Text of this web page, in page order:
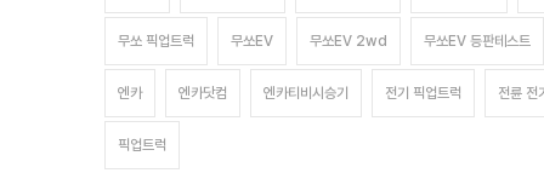
무쏘 픽업트럭 무쏘EV 무쏘EV 2wd 무쏘EV 등판테스트
엔카 엔카닷컴 엔카티비시승기 전기 픽업트럭 전륜 전
픽업트럭